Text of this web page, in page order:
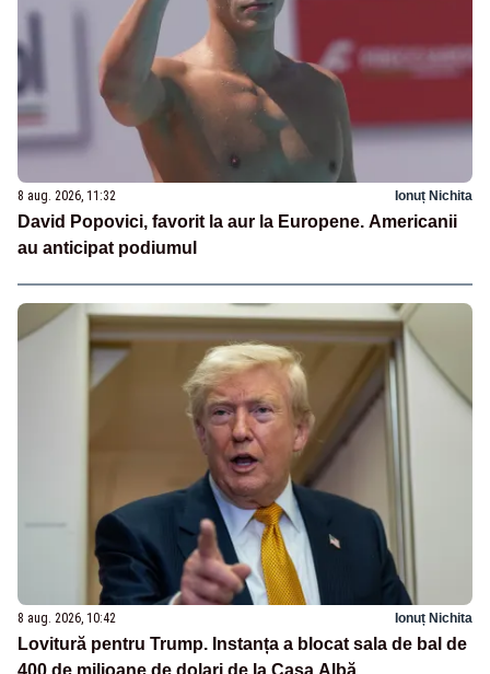
8 aug. 2026, 11:32 Ionuț Nichita
David Popovici, favorit la aur la Europene. Americanii
au anticipat podiumul
8 aug. 2026, 10:42 Ionuț Nichita
Lovitură pentru Trump. Instanța a blocat sala de bal de